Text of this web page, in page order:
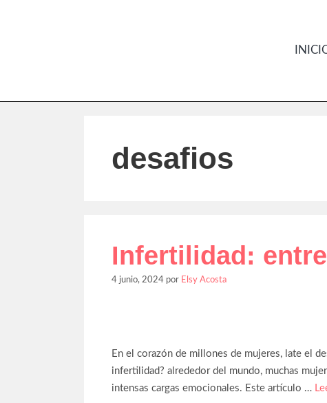
desafios
Infertilidad:
4 junio, 2024 por Elsy Acosta
En el corazón de millones de mujeres, late el
infertilidad? alrededor del mundo, muchas
intensas cargas emocionales. Este artículo …